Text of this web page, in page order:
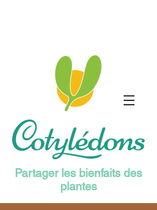
Partager les bienfaits des
plantes